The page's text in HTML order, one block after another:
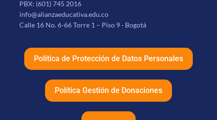
PBX: (601) 745 2016
info@alianzaeducativa.edu.co
Calle 16 No. 6-66 Torre 1 – Piso 9 · Bogotá
Política de Protección de Datos Personales
Política Gestión de Donaciones